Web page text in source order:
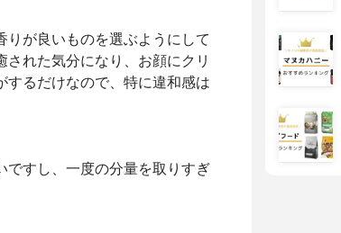
が良いものを選ぶようにして
れた気分になり、お顔にクリ
するだけなので、特に違和感は
ですし、一度の分量を取りすぎ